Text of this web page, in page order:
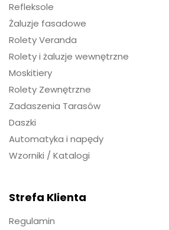
Refleksole
Żaluzje fasadowe
Rolety Veranda
Rolety i żaluzje wewnętrzne
Moskitiery
Rolety Zewnętrzne
Zadaszenia Tarasów
Daszki
Automatyka i napędy
Wzorniki / Katalogi
Strefa Klienta
Regulamin